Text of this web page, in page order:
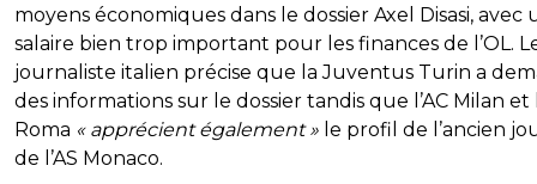
moyens économiques dans le dossier Axel Disasi, avec
salaire bien trop important pour les finances de l’OL.
journaliste italien précise que la Juventus Turin a
des informations sur le dossier tandis que l’AC Milan et
Roma « apprécient également » le profil de l’ancien
de l’AS Monaco.